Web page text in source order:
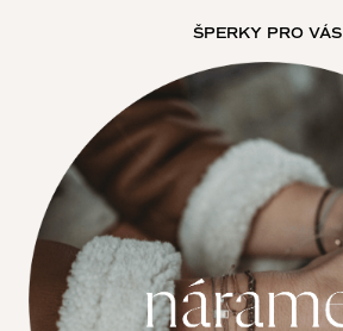
ŠPERKY PRO VÁS